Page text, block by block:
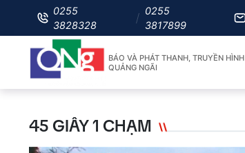
0255
3828328
0255
3817899
BÁO VÀ PHÁT THANH, TRUYỀN HÌNH
QUẢNG NGÃI
45 GIÂY 1 CHẠM